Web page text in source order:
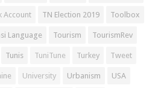
Account TN Election 2019 Toolbox
Language Tourism TourismRev
Tunis TuniTune Turkey Tweet
University Urbanism USA